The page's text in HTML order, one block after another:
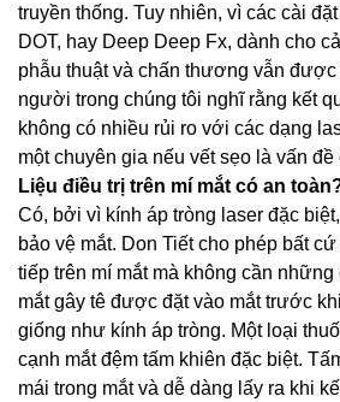
truyền thống. Tuy nhiên, vì các cài
DOT, hay Deep Deep Fx, dành cho
phẫu thuật và chấn thương vẫn được
người trong chúng tôi nghĩ rằng kết
không có nhiều rủi ro với các dạng
một chuyên gia nếu vết sẹo là vấn đề
Liệu điều trị trên mí mắt có an
Có, bởi vì kính áp tròng laser đặc
bảo vệ mắt. Don Tiết cho phép bất
tiếp trên mí mắt mà không cần
mắt gây tê được đặt vào mắt trước
giống như kính áp tròng. Một loại
cạnh mắt đệm tấm khiên đặc biệt.
mái trong mắt và dễ dàng lấy ra khi